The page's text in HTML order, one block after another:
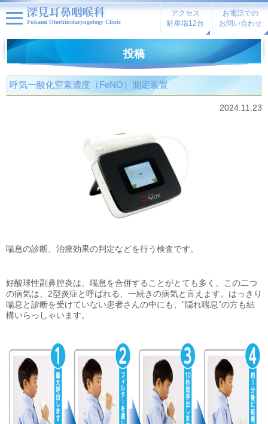
Fukami Otorhinolaryngology Clinic
アクセス
駐車場12台
お電話での
お問い合わせ
投稿
呼気一酸化窒素濃度（FeNO）測定装置
2024.11.23
喘息の診断、治療効果の判定などを行う検査です。
好酸球性副鼻腔炎は、喘息を合併することがとても多く、この二つ
の病気は、2型炎症と呼ばれる、一続きの病気と言えます。はっきり
喘息と診断を受けていない患者さんの中にも、”隠れ喘息”の方も結
構いらっしゃいます。